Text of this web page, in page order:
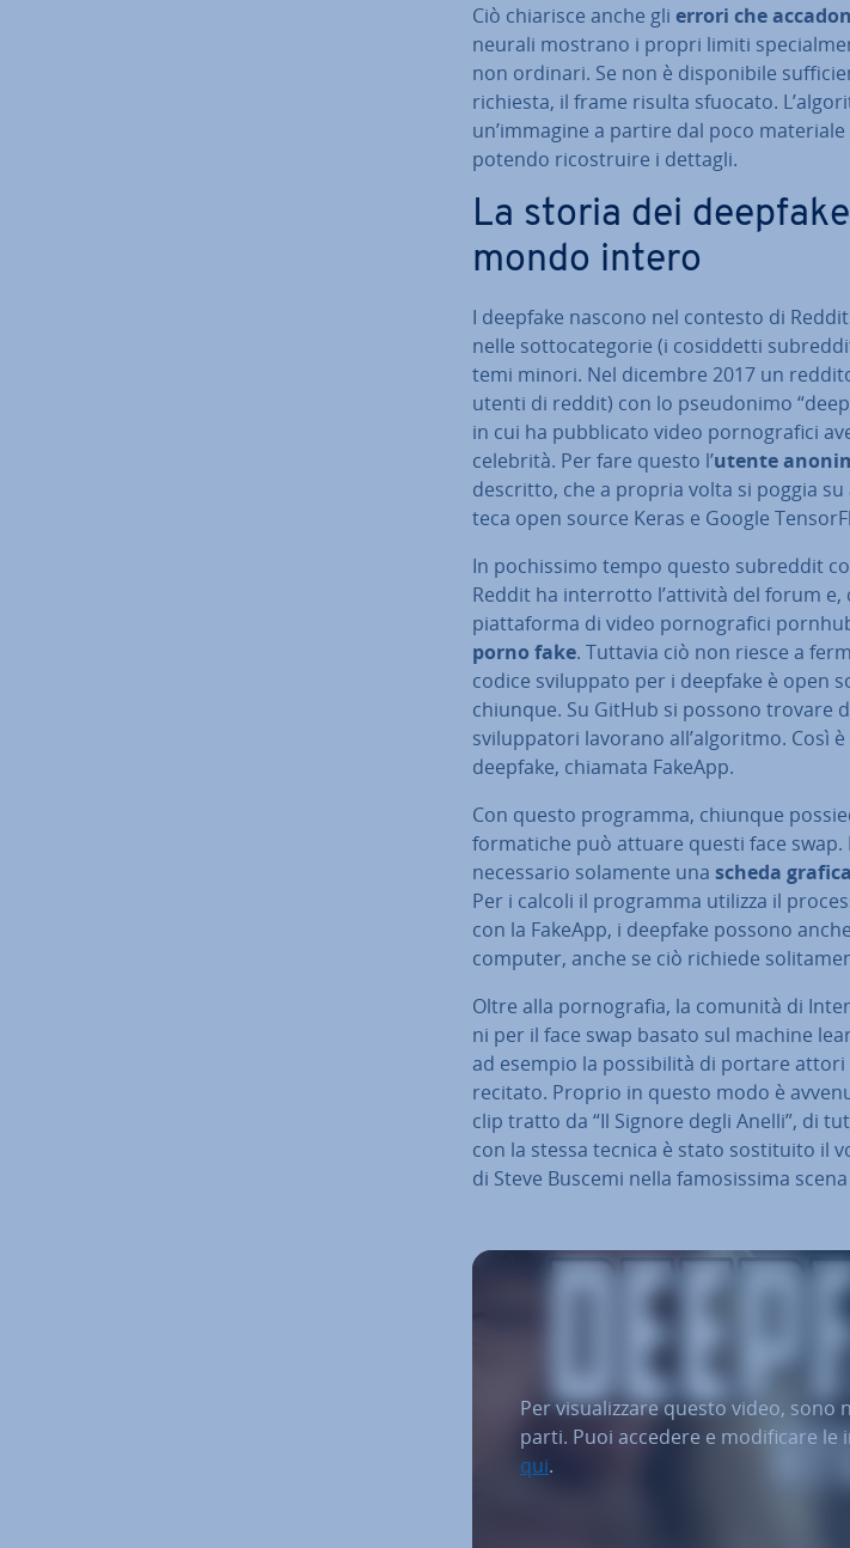
Ciò chiarisce anche gli errori che
neurali mostrano i propri limiti
non ordinari. Se non è di­spo­ni­bi­le
richiesta, il frame risulta sfuocato.
un’immagine a partire dal poco
potendo ri­co­strui­re i dettagli.
La storia dei
mondo intero
I deepfake nascono nel contesto di
nelle sot­to­ca­te­go­rie (i co­sid­det­ti
temi minori. Nel dicembre 2017 un
utenti di reddit) con lo pseu­do­ni­mo
in cui ha pub­bli­ca­to video por­no­gra­fi­ci
celebrità. Per fare questo l’utente
descritto, che a propria volta si poggia
te­ca open source Keras e Google
In po­chis­si­mo tempo questo subreddit
Reddit ha in­ter­rot­to l’attività del forum e,
piat­ta­for­ma di video por­no­gra­fi­ci
porno fake. Tuttavia ciò non riesce a
codice svi­lup­pa­to per i deepfake è open
chiunque. Su GitHub si possono trovare
svi­lup­pa­to­ri lavorano all’algoritmo. Così è
deepfake, chiamata FakeApp.
Con questo programma, chiunque
for­ma­ti­che può attuare questi face swap.
ne­ces­sa­rio solamente una scheda
Per i calcoli il programma utilizza il
con la FakeApp, i deepfake possono
computer, anche se ciò richiede
Oltre alla por­no­gra­fia, la comunità di
ni per il face swap basato sul machine
ad esempio la pos­si­bi­li­tà di portare
recitato. Proprio in questo modo è
clip tratto da “Il Signore degli Anelli”, di
con la stessa tecnica è stato so­sti­tui­to il
di Steve Buscemi nella fa­mo­sis­si­ma
Per visualizzare questo video, sono
parti. Puoi accedere e modificare le
qui.